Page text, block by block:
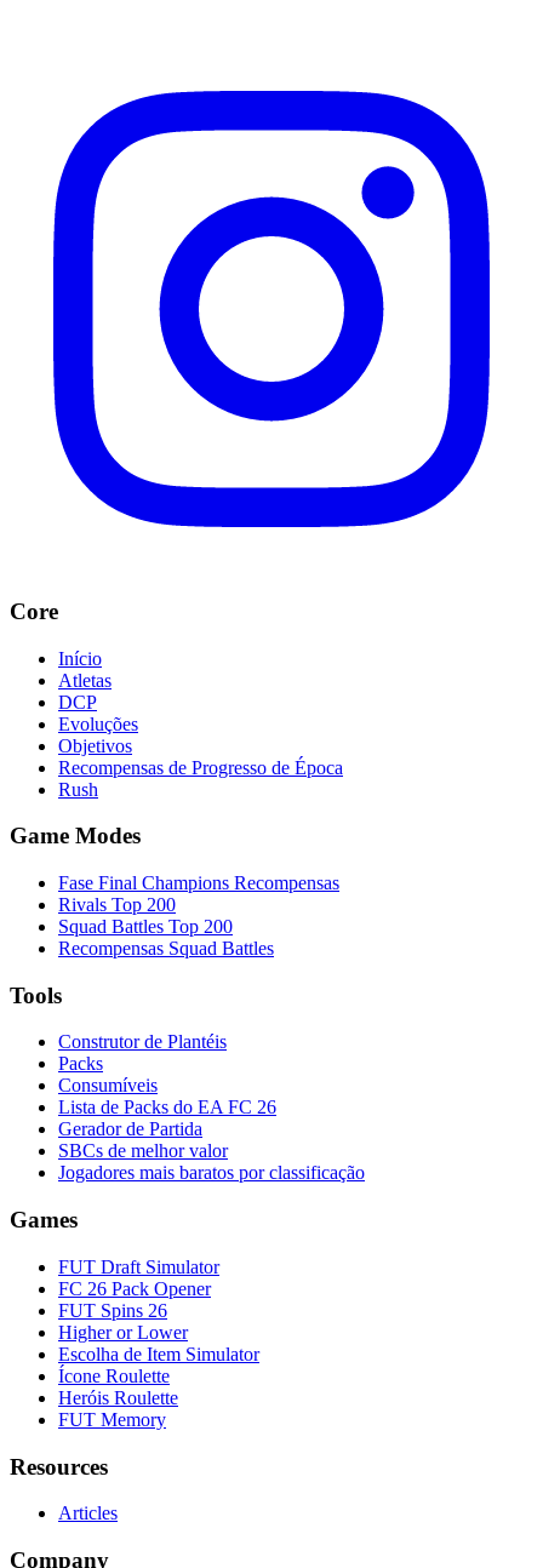
Core
Início
Atletas
DCP
Evoluções
Objetivos
Recompensas de Progresso de Época
Rush
Game Modes
Fase Final Champions Recompensas
Rivals Top 200
Squad Battles Top 200
Recompensas Squad Battles
Tools
Construtor de Plantéis
Packs
Consumíveis
Lista de Packs do EA FC 26
Gerador de Partida
SBCs de melhor valor
Jogadores mais baratos por classificação
Games
FUT Draft Simulator
FC 26 Pack Opener
FUT Spins 26
Higher or Lower
Escolha de Item Simulator
Ícone Roulette
Heróis Roulette
FUT Memory
Resources
Articles
Company